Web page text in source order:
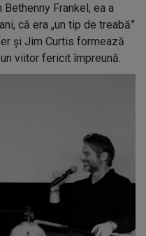
Frankel, ea a
că era „un tip de treabă”
și Jim Curtis formează
viitor fericit împreună.